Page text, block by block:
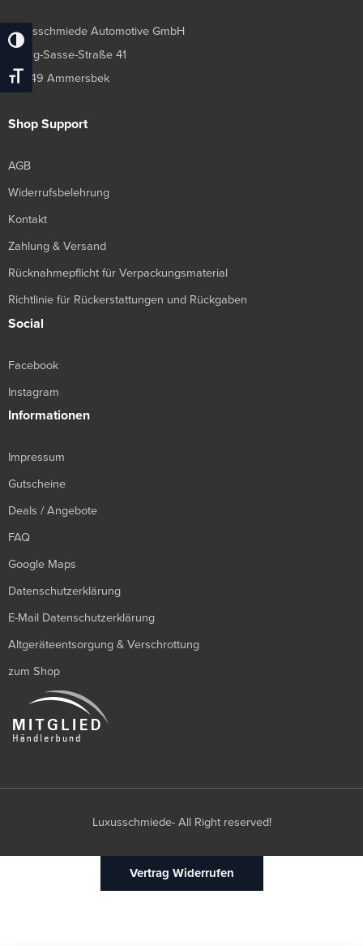
Umschalten Auf Hohe Kontraste
Schrift Vergrößern
Luxusschmiede Automotive GmbH
Georg-Sasse-Straße 41
22949 Ammersbek
Shop Support
AGB
Widerrufsbelehrung
Kontakt
Zahlung & Versand
Rücknahmepflicht für Verpackungsmaterial
Richtlinie für Rückerstattungen und Rückgaben
Social
Facebook
Instagram
Informationen
Impressum
Gutscheine
Deals / Angebote
FAQ
Google Maps
Datenschutzerklärung
E-Mail Datenschutzerklärung
Altgeräteentsorgung & Verschrottung
zum Shop
Luxusschmiede- All Right reserved!
Vertrag Widerrufen